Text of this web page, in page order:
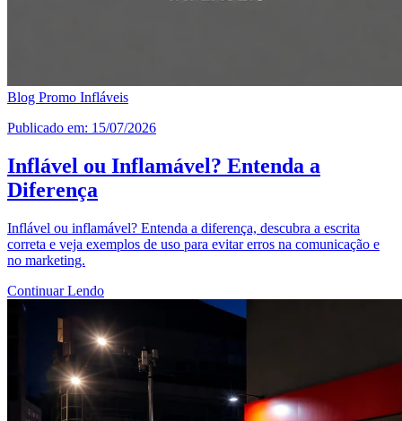
Blog Promo Infláveis
Publicado em: 15/07/2026
Inflável ou Inflamável? Entenda a
Diferença
Inflável ou inflamável? Entenda a diferença, descubra a escrita
correta e veja exemplos de uso para evitar erros na comunicação e
no marketing.
Continuar Lendo